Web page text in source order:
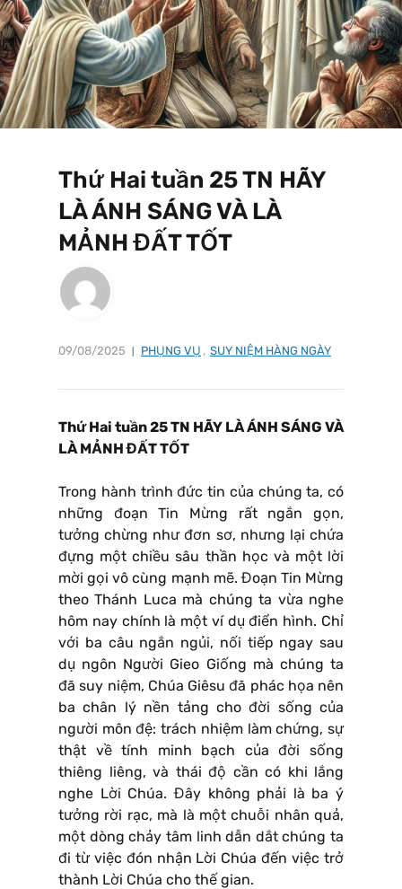
Thứ Hai tuần 25 TN HÃY
LÀ ÁNH SÁNG VÀ LÀ
MẢNH ĐẤT TỐT
09/08/2025 PHỤNG VỤ , SUY NIỆM HÀNG NGÀY
Thứ Hai tuần 25 TN HÃY LÀ ÁNH SÁNG VÀ
LÀ MẢNH ĐẤT TỐT
Trong hành trình đức tin của chúng ta, có
những đoạn Tin Mừng rất ngắn gọn,
tưởng chừng như đơn sơ, nhưng lại chứa
đựng một chiều sâu thần học và một lời
mời gọi vô cùng mạnh mẽ. Đoạn Tin Mừng
theo Thánh Luca mà chúng ta vừa nghe
hôm nay chính là một ví dụ điển hình. Chỉ
với ba câu ngắn ngủi, nối tiếp ngay sau
dụ ngôn Người Gieo Giống mà chúng ta
đã suy niệm, Chúa Giêsu đã phác họa nên
ba chân lý nền tảng cho đời sống của
người môn đệ: trách nhiệm làm chứng, sự
thật về tính minh bạch của đời sống
thiêng liêng, và thái độ cần có khi lắng
nghe Lời Chúa. Đây không phải là ba ý
tưởng rời rạc, mà là một chuỗi nhân quả,
một dòng chảy tâm linh dẫn dắt chúng ta
đi từ việc đón nhận Lời Chúa đến việc trở
thành Lời Chúa cho thế gian.